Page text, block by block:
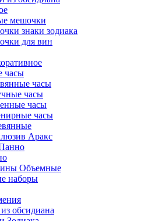
мешочки
знаки зодиака
для вин
часы
часы
часы
часы
часы
Аракс
Объемные
наборы
обсидиана